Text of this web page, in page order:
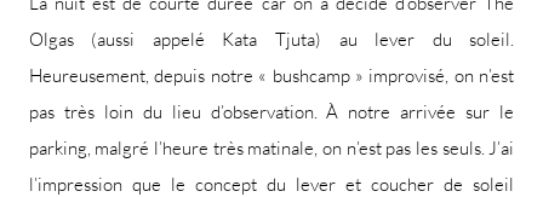
Olgas (aussi appelé Kata Tjuta) au lever du soleil.
Heureusement, depuis notre « bushcamp » improvisé, on n’est
pas très loin du lieu d’observation. À notre arrivée sur le
parking, malgré l’heure très matinale, on n’est pas les seuls. J’ai
l’impression que le concept du lever et coucher de soleil